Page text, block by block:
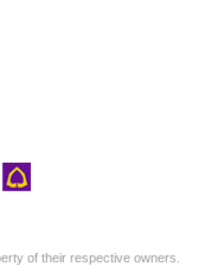
of their respective owners.